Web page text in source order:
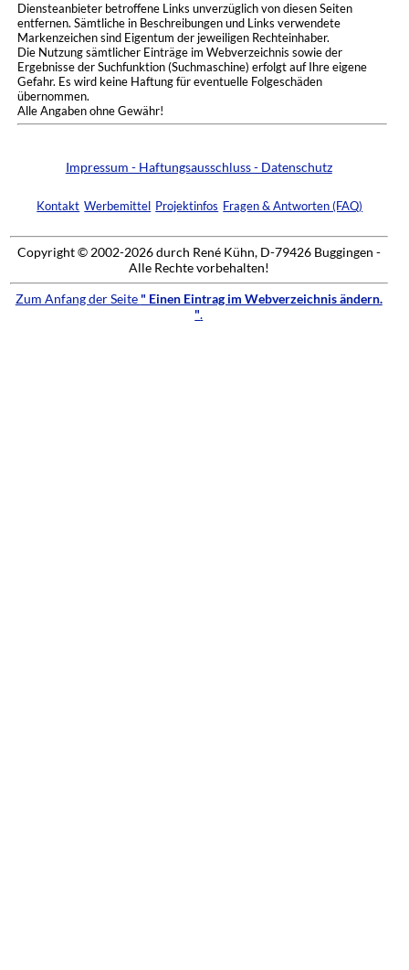
Diensteanbieter betroffene Links unverzüglich von diesen Seiten
entfernen. Sämtliche in Beschreibungen und Links verwendete
Markenzeichen sind Eigentum der jeweiligen Rechteinhaber.
Die Nutzung sämtlicher Einträge im Webverzeichnis sowie der
Ergebnisse der Suchfunktion (Suchmaschine) erfolgt auf Ihre eigene
Gefahr. Es wird keine Haftung für eventuelle Folgeschäden
übernommen.
Alle Angaben ohne Gewähr!
Impressum - Haftungsausschluss - Datenschutz
Kontakt Werbemittel Projektinfos Fragen & Antworten (FAQ)
Copyright © 2002-2026 durch René Kühn, D-79426 Buggingen -
Alle Rechte vorbehalten!
Zum Anfang der Seite " Einen Eintrag im Webverzeichnis ändern.
".